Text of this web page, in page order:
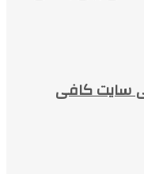
سایت کافی